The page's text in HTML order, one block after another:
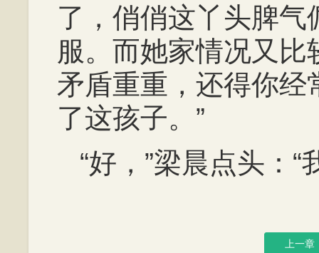
了，俏俏这丫头脾
服。而她家情况又
矛盾重重，还得你
了这孩子。”
“好，”梁晨点头：
上一章